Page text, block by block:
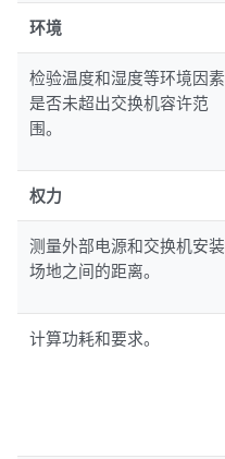
环境
检验温度和湿度等环境因素
是否未超出交换机容许范
围。
权力
测量外部电源和交换机安装
场地之间的距离。
计算功耗和要求。